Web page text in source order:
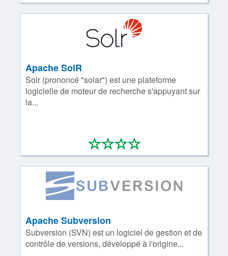
Apache SolR
Solr (prononcé "solar") est une plateforme
logicielle de moteur de recherche s'appuyant sur
la...
****
0/4
Apache Subversion
Subversion (SVN) est un logiciel de gestion et de
contrôle de versions, développé à l'origine...